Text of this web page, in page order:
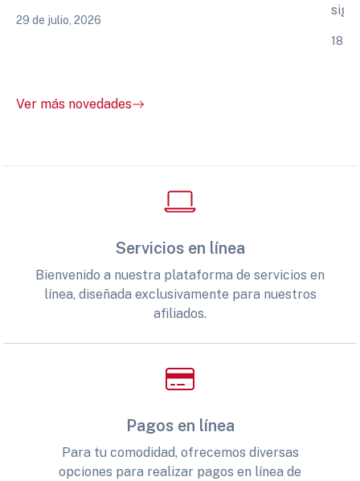
29 de julio, 2026
18
Ver más novedades
Servicios en línea
Bienvenido a nuestra plataforma de servicios en
línea, diseñada exclusivamente para nuestros
afiliados.
Pagos en línea
Para tu comodidad, ofrecemos diversas
opciones para realizar pagos en línea de